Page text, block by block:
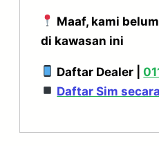
Maaf, kami
di kawasan ini
Daftar Dealer |
Daftar Sim